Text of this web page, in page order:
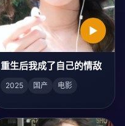
▶
重生后我成了自己的情敌
2025 国产 电影